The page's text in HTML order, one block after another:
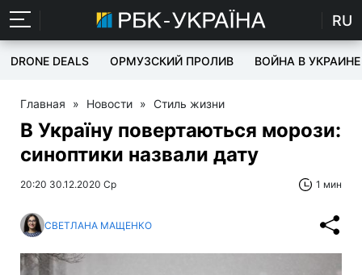
RU
DRONE DEALS ОРМУЗСКИЙ ПРОЛИВ ВОЙНА В УКРАИНЕ
Главная » Новости » Стиль жизни
В Україну повертаються морози:
синоптики назвали дату
20:20 30.12.2020 Ср 1 мин
СВЕТЛАНА МАЩЕНКО